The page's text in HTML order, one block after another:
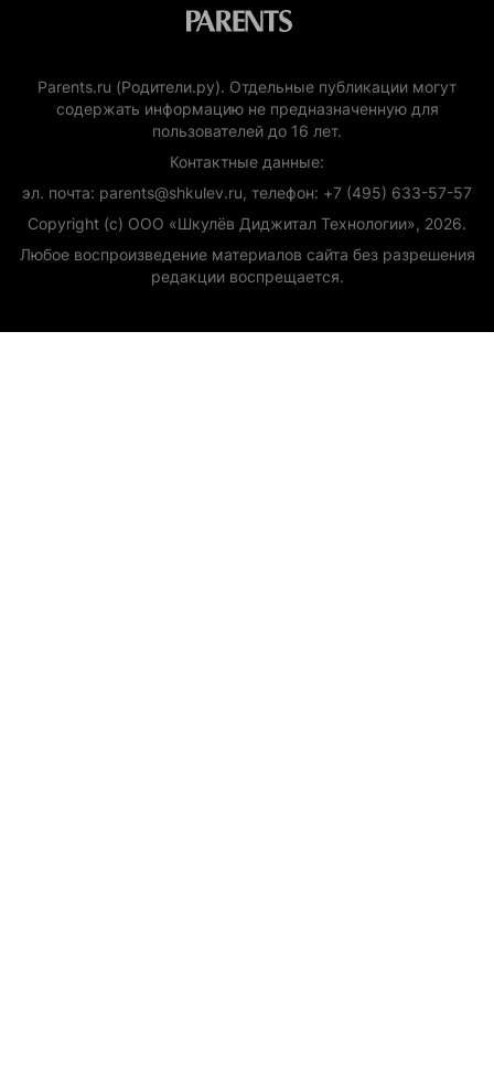
Parents.ru (Родители.ру). Отдельные публикации могут
содержать информацию не предназначенную для
пользователей до 16 лет.
Контактные данные:
эл. почта: parents@shkulev.ru, телефон: +7 (495) 633-57-57
Copyright (с) ООО «Шкулёв Диджитал Технологии», 2026.
Любое воспроизведение материалов сайта без разрешения
редакции воспрещается.